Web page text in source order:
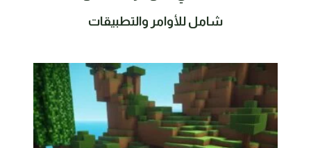
شامل للأوامر والتطبيقات